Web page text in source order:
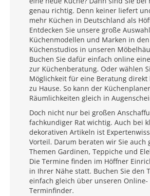
genau richtig. Denn keiner liefert
mehr Küchen in Deutschland als
Entdecken Sie unsere große
Küchenmodellen und Marken in den
Küchenstudios in unseren
Buchen Sie dafür einfach online
zur Küchenberatung. Oder wählen
Möglichkeit für eine Beratung direkt
zu Hause. So kann der
Räumlichkeiten gleich in
Doch nicht nur bei großen
fachkundiger Rat wichtig. Auch bei
dekorativen Artikeln ist
Vorteil. Darum beraten wir Sie auch
Themen Gardinen, Teppiche und
Die Termine finden im Höffner
in Ihrer Nähe statt. Buchen Sie den
einfach gleich über unseren Online-
Terminfinder.